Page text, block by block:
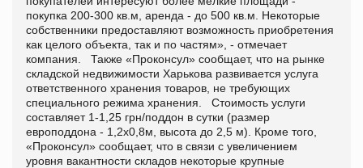
покупка 200-300 кв.м, аренда - до 500 кв.м. Некоторые
собственники предоставляют возможность приобретения
как целого объекта, так и по частям», - отмечает
компания. Также «Проконсул» сообщает, что на рынке
складской недвижимости Харькова развивается услуга
ответственного хранения товаров, не требующих
специального режима хранения. Стоимость услуги
составляет 1-1,25 грн/поддон в сутки (размер
европоддона - 1,2х0,8м, высота до 2,5 м). Кроме того,
«Проконсул» сообщает, что в связи с увеличением
уровня вакантности складов некоторые крупные